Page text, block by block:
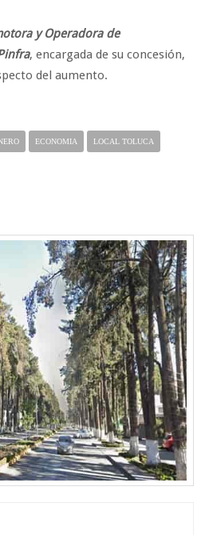
y Operadora de
, encargada de su concesión,
del aumento.
ECONOMIA LOCAL TOLUCA